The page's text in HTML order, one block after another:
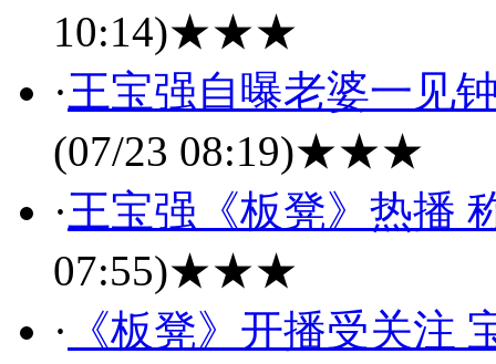
10:14)★★★
·王宝强自曝老婆一见
(07/23 08:19)★★★
·王宝强《板凳》热播
07:55)★★★
· 《板凳》开播受关注